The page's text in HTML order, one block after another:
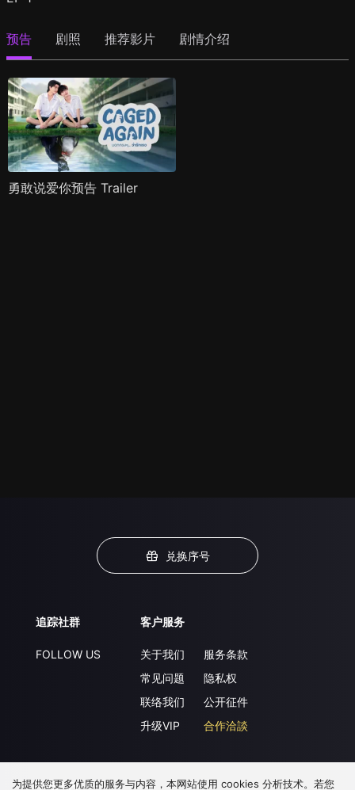
预告 剧照 推荐影片 剧情介绍
勇敢说爱你预告 Trailer
兑换序号
追踪社群
FOLLOW US
客户服务
关于我们
常见问题
联络我们
升级VIP
服务条款
隐私权
公开征件
合作洽談
下载 APP
为提供您更多优质的服务与内容，本网站使用 cookies 分析技术。若您